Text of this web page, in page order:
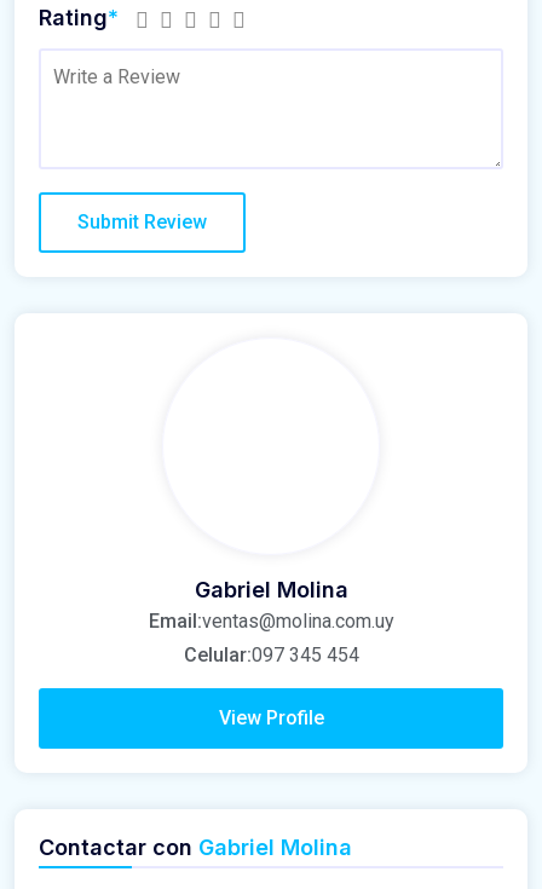
Rating*
Gabriel Molina
Email:ventas@molina.com.uy
Celular:097 345 454
View Profile
Contactar con Gabriel Molina